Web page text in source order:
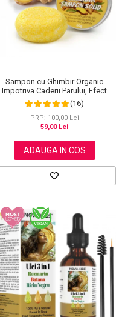
Sampon cu Ghimbir Organic
Impotriva Caderii Parului, Efect
Regenerator, 100% Natural, NOVA
KISS® 60 g
(16)
PRP: 100,00 Lei
59,00 Lei
ADAUGA IN COS